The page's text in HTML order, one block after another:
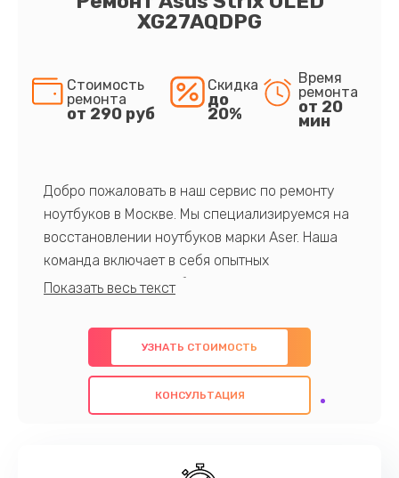
XG27AQDPG
Стоимость
ремонта
от 290 руб
Скидка
до
20%
Время
ремонта
от 20
мин
Добро пожаловать в наш сервис по ремонту
ноутбуков в Москве. Мы специализируемся на
восстановлении ноутбуков марки Aser. Наша
команда включает в себя опытных
профессионалов с обширными знаниями и
предлагаем быстрый и качественный ремонт с
использованием оригинальных компонентов, а
также гарантируем качество всех
проведенных работ. Наша цель - предоставить
наилучшим образом. Не медлите записаться на
УЗНАТЬ СТОИМОСТЬ
КОНСУЛЬТАЦИЯ